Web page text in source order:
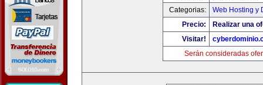
Categorias:
Web Hosting y
Precio:
Realizar una
Visitar!
Serán consideradas